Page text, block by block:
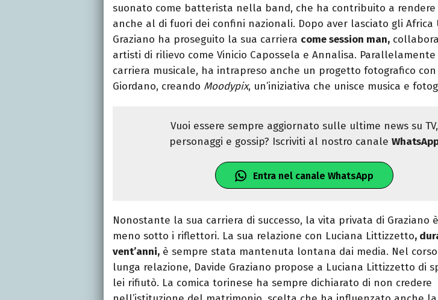
suonato come batterista nella band, che ha contribuito a rendere
anche al di fuori dei confini nazionali. Dopo aver lasciato gli Africa
Graziano ha proseguito la sua carriera come session man,
artisti di rilievo come Vinicio Capossela e Annalisa.
carriera musicale, ha intrapreso anche un progetto fotografico con
Giordano, creando Moodypix, un’iniziativa che unisce musica e
Vuoi essere sempre aggiornato sulle ultime news su TV,
personaggi e gossip? Iscriviti al nostro canale
Entra nel canale WhatsApp
Nonostante la sua carriera di successo, la vita privata di Graziano
meno sotto i riflettori. La sua relazione con Luciana Littizzetto,
vent’anni, è sempre stata mantenuta lontana dai media. Nel
lunga relazione, Davide Graziano propose a Luciana Littizzetto di
lei rifiutò. La comica torinese ha sempre dichiarato di non credere